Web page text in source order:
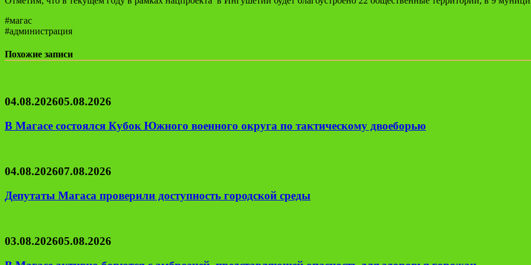
#магас
#администрация
Похожие записи
04.08.202605.08.2026
В Магасе состоялся Кубок Южного военного округа по тактическому двоеборью
04.08.202607.08.2026
Депутаты Магаса проверили доступность городской среды
03.08.202605.08.2026